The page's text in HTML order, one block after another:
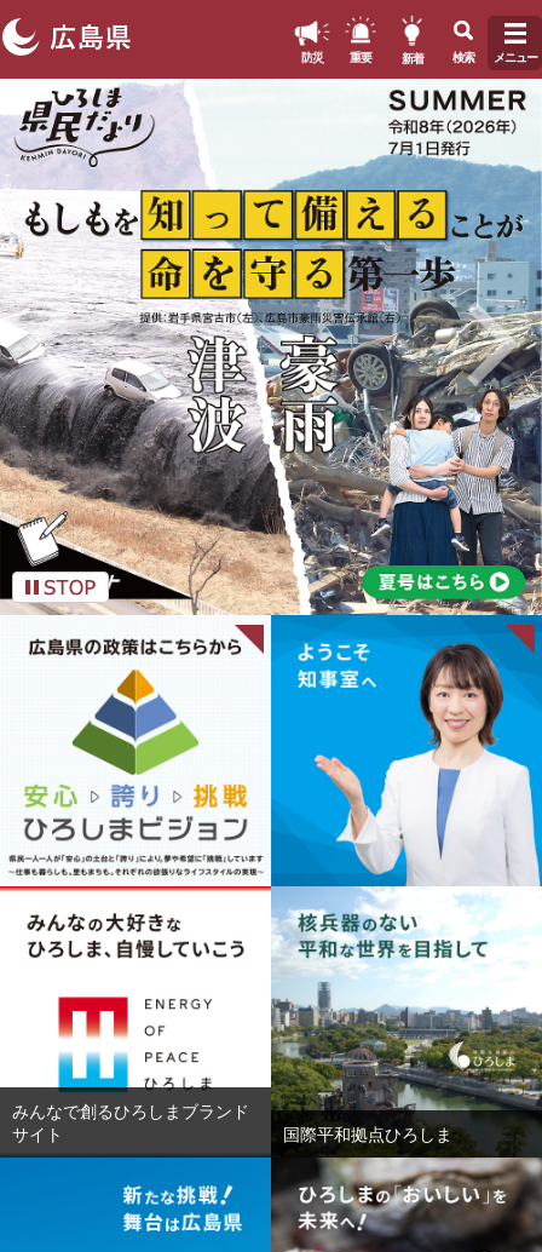
ペ
ー
ジ
の
先
頭
で
す
。
防災 重要 新着 検索 メニュー
本
文
安心・誇り・挑戦 ひろしまビ
ジョン
ようこそ知事室へ
みんなで創るひろしまブランド
サイト
国際平和拠点ひろしま